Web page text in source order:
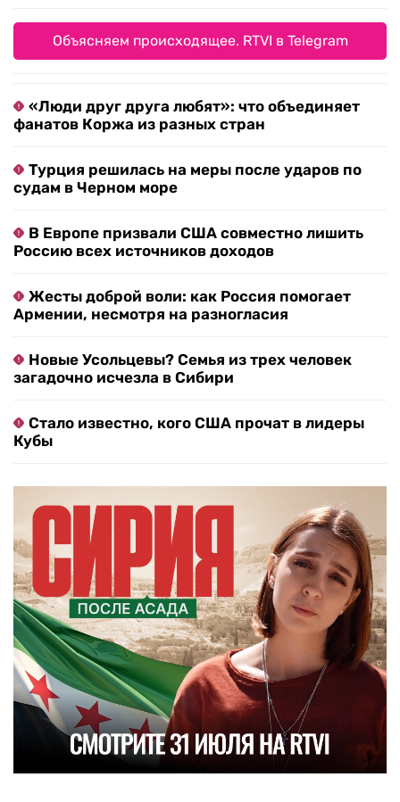
Объясняем происходящее. RTVI в Telegram
«Люди друг друга любят»: что объединяет
фанатов Коржа из разных стран
Турция решилась на меры после ударов по
судам в Черном море
В Европе призвали США совместно лишить
Россию всех источников доходов
Жесты доброй воли: как Россия помогает
Армении, несмотря на разногласия
Новые Усольцевы? Семья из трех человек
загадочно исчезла в Сибири
Стало известно, кого США прочат в лидеры
Кубы